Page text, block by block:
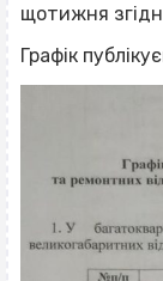
щотижня
Графік